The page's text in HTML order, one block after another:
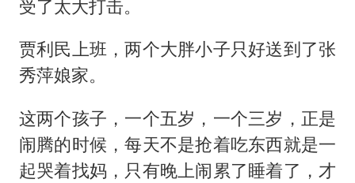
受了太大打击。
贾利民上班，两个大胖小子只好送到了张
秀萍娘家。
这两个孩子，一个五岁，一个三岁，正是
闹腾的时候，每天不是抢着吃东西就是一
起哭着找妈，只有晚上闹累了睡着了，才